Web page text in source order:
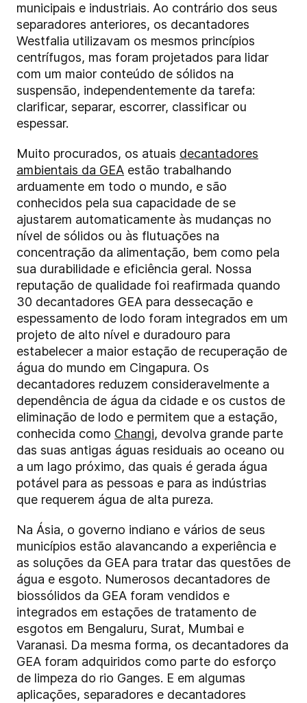
municipais e industriais. Ao contrário dos seus
separadores anteriores, os decantadores
Westfalia utilizavam os mesmos princípios
centrífugos, mas foram projetados para lidar
com um maior conteúdo de sólidos na
suspensão, independentemente da tarefa:
clarificar, separar, escorrer, classificar ou
espessar.
Muito procurados, os atuais decantadores
ambientais da GEA estão trabalhando
arduamente em todo o mundo, e são
conhecidos pela sua capacidade de se
ajustarem automaticamente às mudanças no
nível de sólidos ou às flutuações na
concentração da alimentação, bem como pela
sua durabilidade e eficiência geral. Nossa
reputação de qualidade foi reafirmada quando
30 decantadores GEA para dessecação e
espessamento de lodo foram integrados em um
projeto de alto nível e duradouro para
estabelecer a maior estação de recuperação de
água do mundo em Cingapura. Os
decantadores reduzem consideravelmente a
dependência de água da cidade e os custos de
eliminação de lodo e permitem que a estação,
conhecida como Changi, devolva grande parte
das suas antigas águas residuais ao oceano ou
a um lago próximo, das quais é gerada água
potável para as pessoas e para as indústrias
que requerem água de alta pureza.
Na Ásia, o governo indiano e vários de seus
municípios estão alavancando a experiência e
as soluções da GEA para tratar das questões de
água e esgoto. Numerosos decantadores de
biossólidos da GEA foram vendidos e
integrados em estações de tratamento de
esgotos em Bengaluru, Surat, Mumbai e
Varanasi. Da mesma forma, os decantadores da
GEA foram adquiridos como parte do esforço
de limpeza do rio Ganges. E em algumas
aplicações, separadores e decantadores